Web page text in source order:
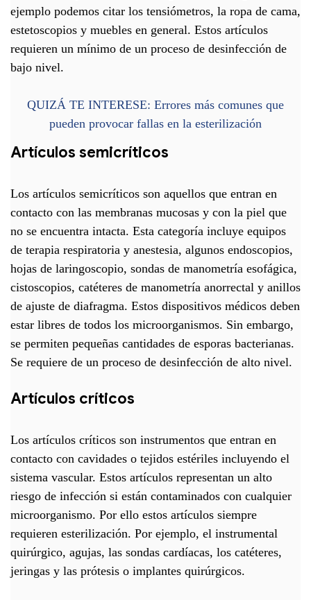
ejemplo podemos citar los tensiómetros, la ropa de cama,
estetoscopios y muebles en general. Estos artículos
requieren un mínimo de un proceso de desinfección de
bajo nivel.
QUIZÁ TE INTERESE: Errores más comunes que
pueden provocar fallas en la esterilización
Artículos semicríticos
Los artículos semicríticos son aquellos que entran en
contacto con las membranas mucosas y con la piel que
no se encuentra intacta. Esta categoría incluye equipos
de terapia respiratoria y anestesia, algunos endoscopios,
hojas de laringoscopio, sondas de manometría esofágica,
cistoscopios, catéteres de manometría anorrectal y anillos
de ajuste de diafragma. Estos dispositivos médicos deben
estar libres de todos los microorganismos. Sin embargo,
se permiten pequeñas cantidades de esporas bacterianas.
Se requiere de un proceso de desinfección de alto nivel.
Artículos críticos
Los artículos críticos son instrumentos que entran en
contacto con cavidades o tejidos estériles incluyendo el
sistema vascular. Estos artículos representan un alto
riesgo de infección si están contaminados con cualquier
microorganismo. Por ello estos artículos siempre
requieren esterilización. Por ejemplo, el instrumental
quirúrgico, agujas, las sondas cardíacas, los catéteres,
jeringas y las prótesis o implantes quirúrgicos.